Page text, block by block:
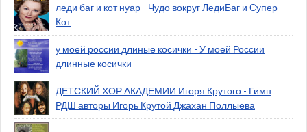
леди баг и кот нуар - Чудо вокруг ЛедиБаг и Супер-
Кот
у моей россии длиные косички - У моей России
длинные косички
ДЕТСКИЙ ХОР АКАДЕМИИ Игоря Крутого - Гимн
РДШ авторы Игорь Крутой Джахан Поллыева